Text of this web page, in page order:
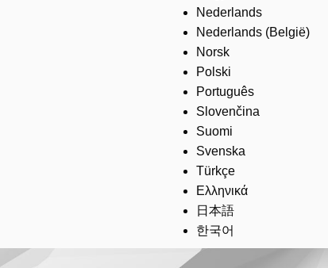
Nederlands
Nederlands (België)
Norsk
Polski
Português
Slovenčina
Suomi
Svenska
Türkçe
Ελληνικά
日本語
한국어